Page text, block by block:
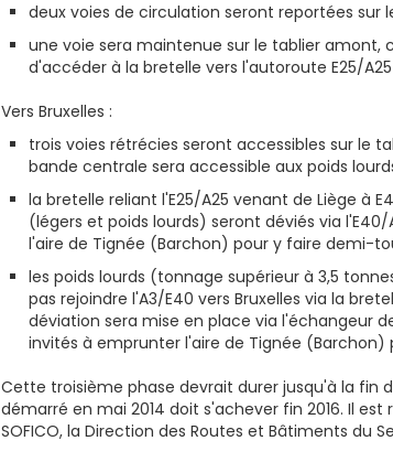
deux voies de circulation seront reportées sur
une voie sera maintenue sur le tablier
d'accéder à la bretelle vers l'autoroute E25/A25
Vers Bruxelles :
trois voies rétrécies seront accessibles sur le
bande centrale sera accessible aux poids
la bretelle reliant l'E25/A25 venant de Liège à
(légers et poids lourds) seront déviés via
l'aire de Tignée (Barchon) pour y faire demi-
les poids lourds (tonnage supérieur à 3,5
pas rejoindre l'A3/E40 vers Bruxelles via la
déviation sera mise en place via l'échangeur
invités à emprunter l'aire de Tignée
Cette troisième phase devrait durer jusqu'à la fin
démarré en mai 2014 doit s'achever fin 2016. Il
SOFICO, la Direction des Routes et Bâtiments du